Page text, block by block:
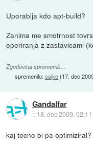
Uporablja kdo apt-build?
Zanima me smotrnost
operiranja z zastavicami
Zgodovina sprememb…
spremenilo:sajko(17. dec
Gandalfar
:: 18. dec 2009, 02:11
kaj tocno bi pa optimiziral?